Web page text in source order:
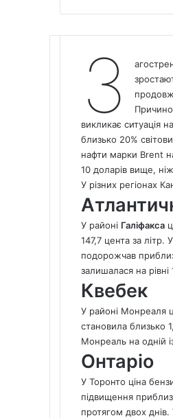
З
викликає ситуація
близько 20%
нафти марки Brent
10 доларів вище,
У різних регіонах
У районі Галіфакса
147,7 цента за літр. У
подорожчав
залишалася на рівні
Квебек
У районі Монреаля
становила близько
Монреаль на одній
Онтаріо
У Торонто ціна
підвищення
протягом двох